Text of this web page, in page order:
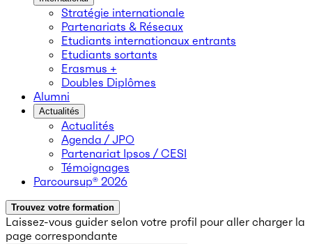
Stratégie internationale
Partenariats & Réseaux
Etudiants internationaux entrants
Etudiants sortants
Erasmus +
Doubles Diplômes
Alumni
Actualités
Actualités
Agenda / JPO
Partenariat Ipsos / CESI
Témoignages
Parcoursup® 2026
Trouvez votre formation
Laissez-vous guider selon votre profil pour aller charger la
page correspondante